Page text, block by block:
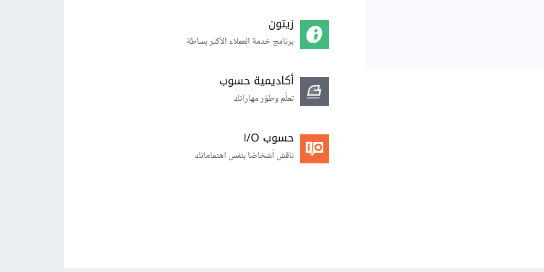
زيتون
برنامج خدمة العملاء الأكثر بساطة
أكاديمية حسوب
تعلّم وطوّر مهاراتك
حسوب I/O
ناقش أشخاصًا بنفس اهتماماتك